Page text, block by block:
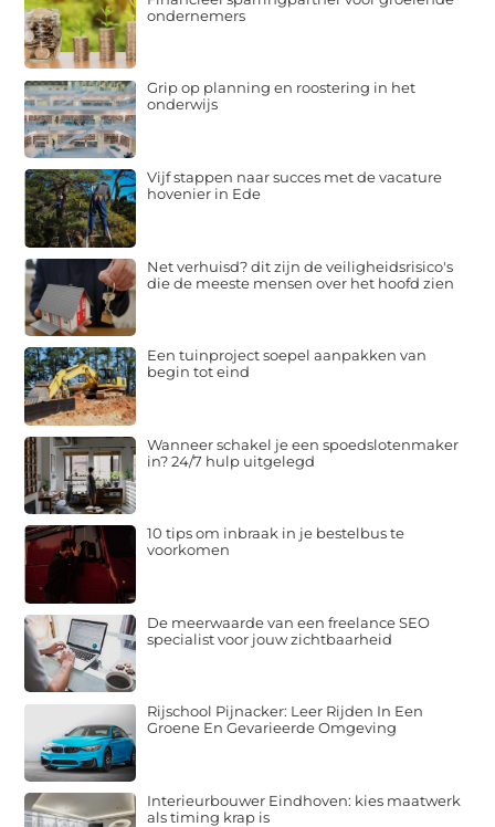
ondernemers
Grip op planning en roostering in het
onderwijs
Vijf stappen naar succes met de vacature
hovenier in Ede
Net verhuisd? dit zijn de veiligheidsrisico's
die de meeste mensen over het hoofd zien
Een tuinproject soepel aanpakken van
begin tot eind
Wanneer schakel je een spoedslotenmaker
in? 24/7 hulp uitgelegd
10 tips om inbraak in je bestelbus te
voorkomen
De meerwaarde van een freelance SEO
specialist voor jouw zichtbaarheid
Rijschool Pijnacker: Leer Rijden In Een
Groene En Gevarieerde Omgeving
Interieurbouwer Eindhoven: kies maatwerk
als timing krap is